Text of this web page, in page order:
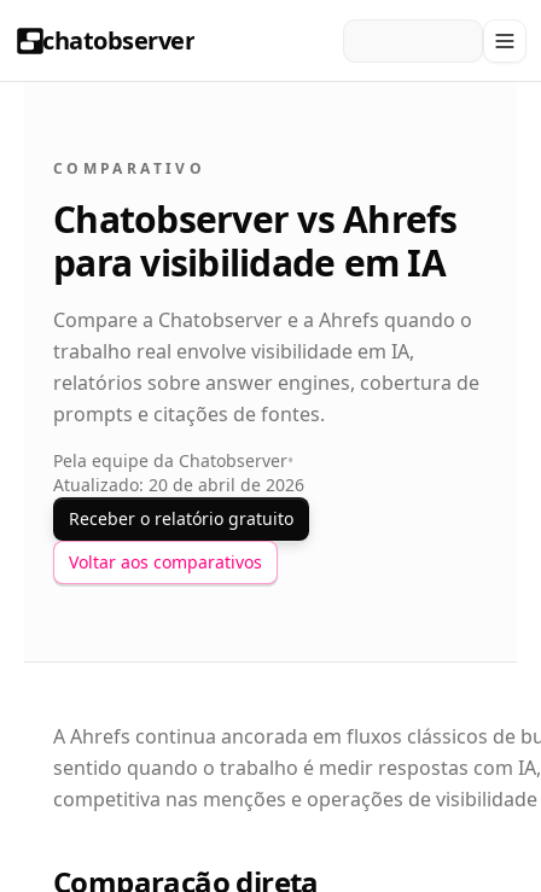
chatobserver
COMPARATIVO
Chatobserver vs Ahrefs
para visibilidade em IA
Compare a Chatobserver e a Ahrefs quando o
trabalho real envolve visibilidade em IA,
relatórios sobre answer engines, cobertura de
prompts e citações de fontes.
Pela equipe da Chatobserver•
Atualizado: 20 de abril de 2026
Receber o relatório gratuito
Voltar aos comparativos
A Ahrefs continua ancorada em fluxos clássicos de
sentido quando o trabalho é medir respostas com
competitiva nas menções e operações de
Comparação direta